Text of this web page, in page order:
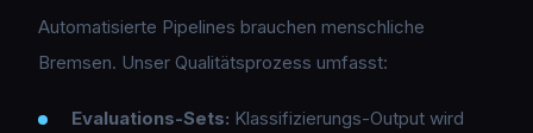
Automatisierte Pipelines brauchen menschliche
Bremsen. Unser Qualitätsprozess umfasst:
Evaluations-Sets: Klassifizierungs-Output wird